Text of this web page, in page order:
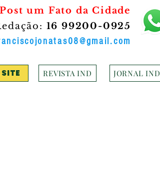
Post um Fato da Cidade
16 99200-0925
REVISTA IND JORNAL IND